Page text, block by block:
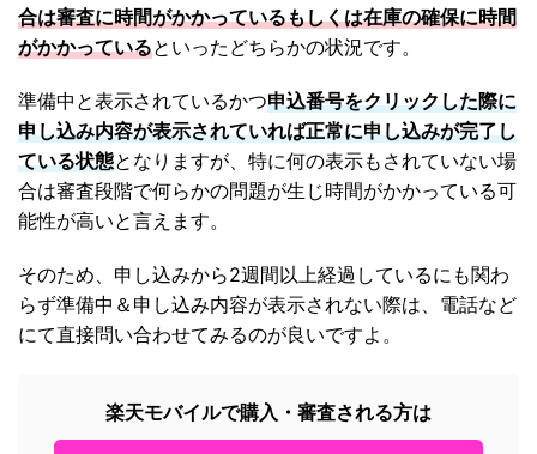
合は審査に時間がかかっているもしくは在庫の確保に時間
がかかっているといったどちらかの状況です。
準備中と表示されているかつ申込番号をクリックした際に
申し込み内容が表示されていれば正常に申し込みが完了し
ている状態となりますが、特に何の表示もされていない場
合は審査段階で何らかの問題が生じ時間がかかっている可
能性が高いと言えます。
そのため、申し込みから2週間以上経過しているにも関わ
らず準備中＆申し込み内容が表示されない際は、電話など
にて直接問い合わせてみるのが良いですよ。
楽天モバイルで購入・審査される方は